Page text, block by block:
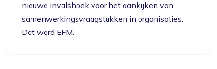
nieuwe invalshoek voor het aankijken van
samenwerkingsvraagstukken in organisaties.
Dat werd EFM.